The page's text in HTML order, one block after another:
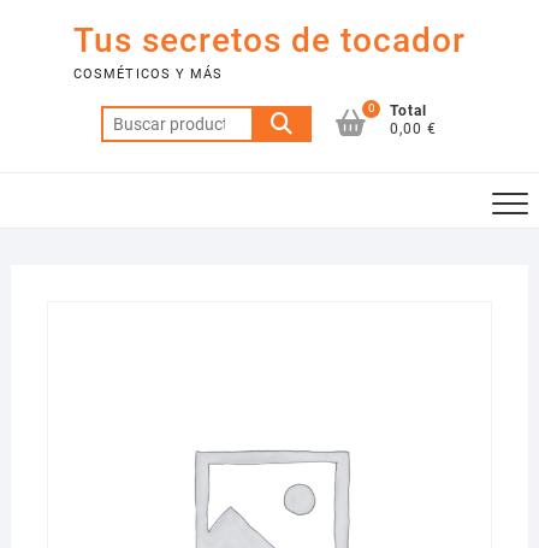
contenido
Tus secretos de tocador
COSMÉTICOS Y MÁS
Buscar
por:
0
Total
0,00 €